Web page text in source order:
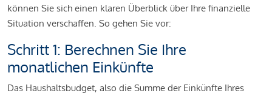
können Sie sich einen klaren Überblick über Ihre finanzielle
Situation verschaffen. So gehen Sie vor:
Schritt 1: Berechnen Sie Ihre
monatlichen Einkünfte
Das Haushaltsbudget, also die Summe der Einkünfte Ihres